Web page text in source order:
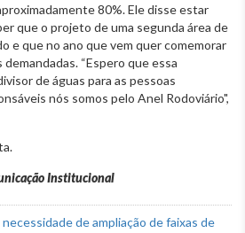
80%. Ele disse estar
que o projeto de uma segunda área de
e que no ano que vem quer comemorar
“Espero que essa
de águas para as pessoas
nós somos pelo Anel Rodoviário",
Institucional